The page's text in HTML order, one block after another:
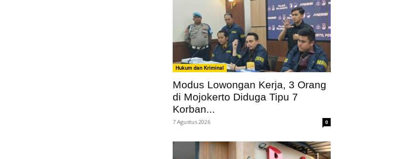
Hukum dan Kriminal
Modus Lowongan Kerja, 3 Orang
di Mojokerto Diduga Tipu 7
Korban...
7 Agustus 2026 0